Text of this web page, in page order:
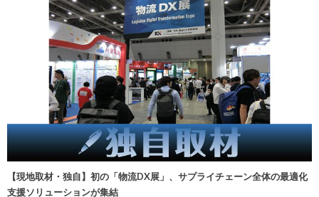
【現地取材・独自】初の「物流DX展」、サプライチェーン全体の最適化
支援ソリューションが集結